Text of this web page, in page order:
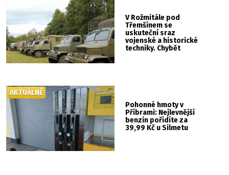
V Rožmitále pod
Třemšínem se
uskuteční sraz
vojenské a historické
techniky. Chybět
Pohonné hmoty v
Příbrami: Nejlevnější
benzin pořídíte za
39,99 Kč u Silmetu
AKTUÁLNĚ